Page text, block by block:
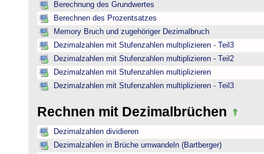
Berechnung des Grundwertes
Berechnen des Prozentsatzes
Memory Bruch und zugehöriger Dezimalbruch
Dezimalzahlen mit Stufenzahlen multiplizieren - Teil3
Dezimalzahlen mit Stufenzahlen multiplizieren - Teil2
Dezimalzahlen mit Stufenzahlen multiplizieren
Dezimalzahlen mit Stufenzahlen multiplizieren - Teil3
Rechnen mit Dezimalbrüchen
Dezimalzahlen dividieren
Dezimalzahlen in Brüche umwandeln (Bartberger)